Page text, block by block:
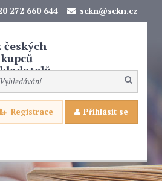
272 660 644 sckn@sckn.cz
českých
Registrace Přihlásit se